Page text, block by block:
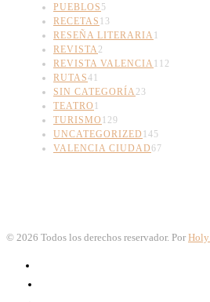
PUEBLOS 5
RECETAS 13
RESEÑA LITERARIA1
REVISTA2
REVISTA VALENCIA112
RUTAS41
SIN CATEGORÍA23
TEATRO 1
TURISMO 129
UNCATEGORIZED 145
VALENCIA CIUDAD67
© 2026 Todos los derechos reservador. Por Holy